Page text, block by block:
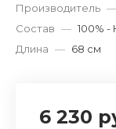
Производитель —
Состав — 100% -
Длина — 68 см
6 230